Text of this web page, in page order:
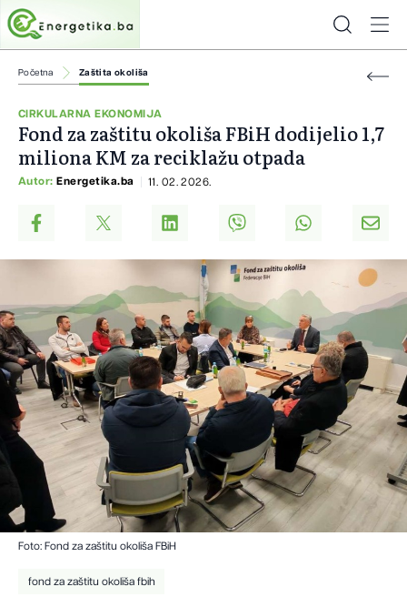
Početna Zaštita okoliša
CIRKULARNA EKONOMIJA
Fond za zaštitu okoliša FBiH dodijelio 1,7
miliona KM za reciklažu otpada
Autor: Energetika.ba 11. 02. 2026.
Foto: Fond za zaštitu okoliša FBiH
fond za zaštitu okoliša fbih